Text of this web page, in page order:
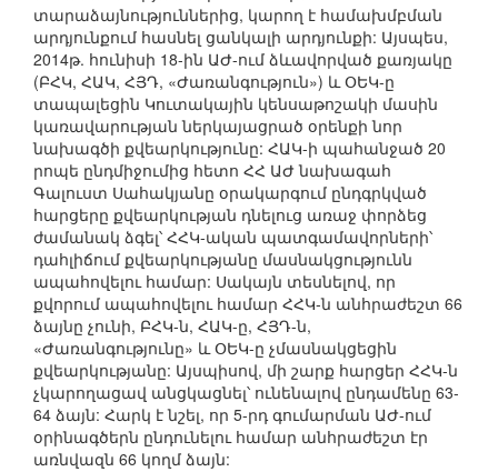
տարաձայնություններից, կարող է համախմբման
արդյունքում հասնել ցանկալի արդյունքի: Այսպես,
2014թ. հունիսի 18-ին ԱԺ-ում ձևավորված քառյակը
(ԲՀԿ, ՀԱԿ, ՀՅԴ, «Ժառանգություն») և ՕԵԿ-ը
տապալեցին Կուտակային կենսաթոշակի մասին
կառավարության ներկայացրած օրենքի նոր
նախագծի քվեարկությունը: ՀԱԿ-ի պահանջած 20
րոպե ընդմիջումից հետո ՀՀ ԱԺ նախագահ
Գալուստ Սահակյանը օրակարգում ընդգրկված
հարցերը քվեարկության դնելուց առաջ փորձեց
ժամանակ ձգել՝ ՀՀԿ-ական պատգամավորների՝
դահլիճում քվեարկությանը մասնակցությունն
ապահովելու համար: Սակայն տեսնելով, որ
քվորում ապահովելու համար ՀՀԿ-ն անհրաժեշտ 66
ձայնը չունի, ԲՀԿ-ն, ՀԱԿ-ը, ՀՅԴ-ն,
«Ժառանգությունը» և ՕԵԿ-ը չմասնակցեցին
քվեարկությանը: Այսպիսով, մի շարք հարցեր ՀՀԿ-ն
չկարողացավ անցկացնել՝ ունենալով ընդամենը 63-
64 ձայն: Հարկ է նշել, որ 5-րդ գումարման ԱԺ-ում
օրինագծերն ընդունելու համար անհրաժեշտ էր
առնվազն 66 կողմ ձայն: